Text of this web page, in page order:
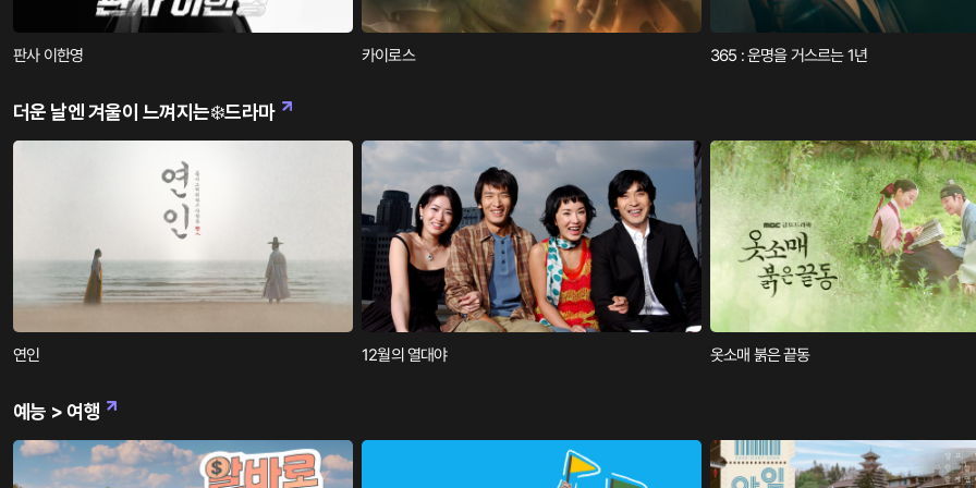
판사 이한영 카이로스 365 : 운명을 거스르는 1년
더운 날엔 겨울이 느껴지는❄️드라마
연인 12월의 열대야 옷소매 붉은 끝동
예능 > 여행